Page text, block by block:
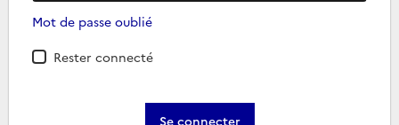
Mot de passe oublié
Rester connecté
Se connecter